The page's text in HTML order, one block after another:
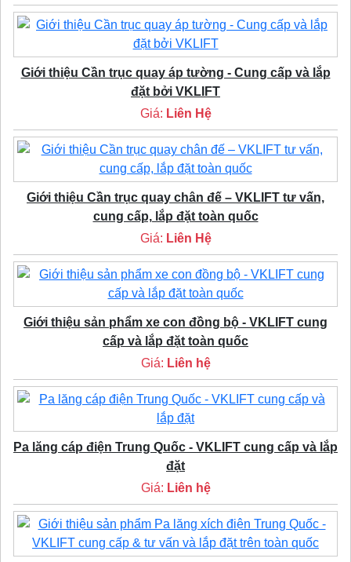
Giới thiệu Cần trục quay áp tường - Cung cấp và lắp
đặt bởi VKLIFT
Giá: Liên Hệ
Giới thiệu Cần trục quay chân đế – VKLIFT tư vấn,
cung cấp, lắp đặt toàn quốc
Giá: Liên Hệ
Giới thiệu sản phẩm xe con đồng bộ - VKLIFT cung
cấp và lắp đặt toàn quốc
Giá: Liên hệ
Pa lăng cáp điện Trung Quốc - VKLIFT cung cấp và lắp
đặt
Giá: Liên hệ